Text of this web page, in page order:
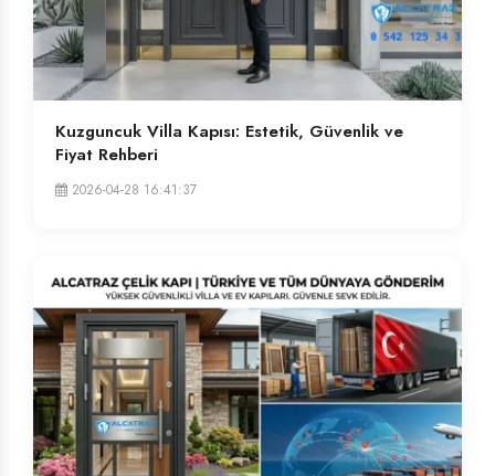
Kuzguncuk Villa Kapısı: Estetik, Güvenlik ve
Fiyat Rehberi
2026-04-28 16:41:37